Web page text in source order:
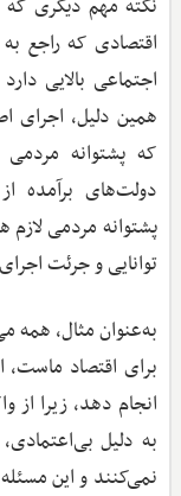
نکته مهم دیگری
اقتصادی که راجع
اجتماعی بالایی
همین دلیل، اجرای
که پشتوانه
دولت‌های برآمده
پشتوانه مردمی
توانایی و جرئت
به‌عنوان مثال، همه
برای اقتصاد ماست،
انجام دهد، زیرا
به دلیل
نمی‌کنند و این